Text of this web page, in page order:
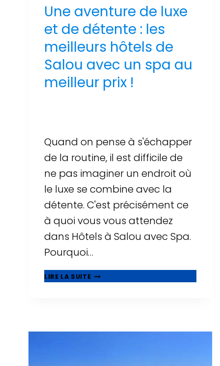
Une aventure de luxe
et de détente : les
meilleurs hôtels de
Salou avec un spa au
meilleur prix !
Quand on pense à s'échapper
de la routine, il est difficile de
ne pas imaginer un endroit où
le luxe se combine avec la
détente. C'est précisément ce
à quoi vous vous attendez
dans Hôtels à Salou avec Spa.
Pourquoi…
LIRE LA SUITEUNE
AVENTURE
DÉTENTE